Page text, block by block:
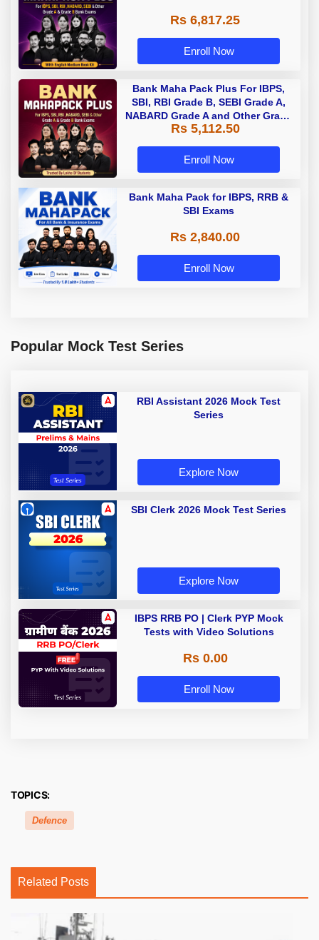
Rs 6,817.25
Enroll Now
Bank Maha Pack Plus For IBPS,
SBI, RBI Grade B, SEBI Grade A,
NABARD Grade A and Other Grade
A & Grade B Bank Exams
Rs 5,112.50
Enroll Now
Bank Maha Pack for IBPS, RRB &
SBI Exams
Rs 2,840.00
Enroll Now
Popular Mock Test Series
RBI Assistant 2026 Mock Test
Series
Explore Now
SBI Clerk 2026 Mock Test Series
Explore Now
IBPS RRB PO | Clerk PYP Mock
Tests with Video Solutions
Rs 0.00
Enroll Now
TOPICS:
Defence
Related Posts